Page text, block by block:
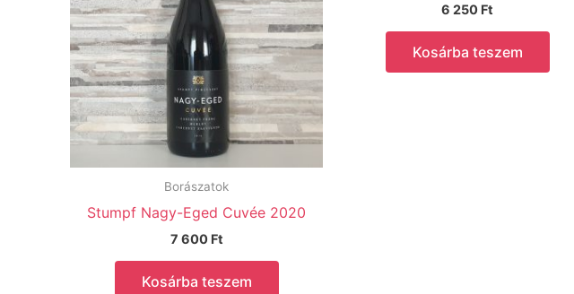
Borászatok
Stumpf Nagy-Eged Cuvée 2020
7 600 Ft
Kosárba teszem
6 250 Ft
Kosárba teszem